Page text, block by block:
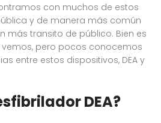
con muchos de estos
y de manera más común
más transito de público. Bien es
pero pocos conocemos
entre estos dispositivos, DEA y
DEA?